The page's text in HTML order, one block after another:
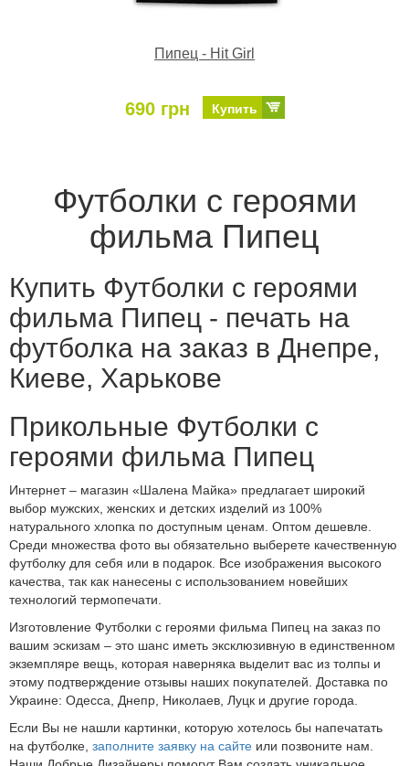
Пипец - Hit Girl
690 грн Купить
Футболки с героями
фильма Пипец
Купить Футболки с героями
фильма Пипец - печать на
футболка на заказ в Днепре,
Киеве, Харькове
Прикольные Футболки с
героями фильма Пипец
Интернет – магазин «Шалена Майка» предлагает широкий
выбор мужских, женских и детских изделий из 100%
натурального хлопка по доступным ценам. Оптом дешевле.
Среди множества фото вы обязательно выберете качественную
футболку для себя или в подарок. Все изображения высокого
качества, так как нанесены с использованием новейших
технологий термопечати.
Изготовление Футболки с героями фильма Пипец на заказ по
вашим эскизам – это шанс иметь эксклюзивную в единственном
экземпляре вещь, которая наверняка выделит вас из толпы и
этому подтверждение отзывы наших покупателей. Доставка по
Украине: Одесса, Днепр, Николаев, Луцк и другие города.
Если Вы не нашли картинки, которую хотелось бы напечатать
на футболке, заполните заявку на сайте или позвоните нам.